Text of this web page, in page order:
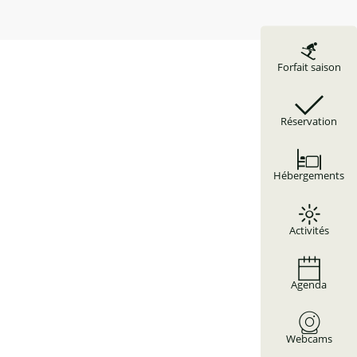
Forfait saison
Réservation
Hébergements
Activités
Agenda
Webcams